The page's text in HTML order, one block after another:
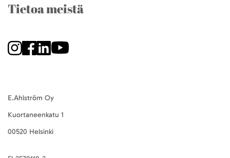
Tietoa meistä
E.Ahlström Oy
Kuortaneenkatu 1
00520 Helsinki